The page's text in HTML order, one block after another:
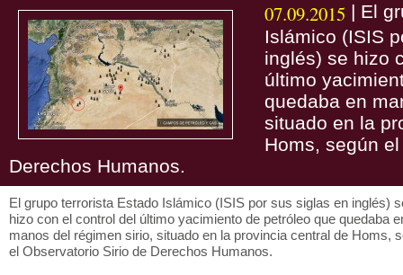
07.09.2015 | El
Islámico (ISIS
inglés) se hizo
último
quedaba en
situado en la
Homs, según
Derechos Humanos.
El grupo terrorista Estado Islámico (ISIS por sus siglas en inglés)
hizo con el control del último yacimiento de petróleo que quedaba
manos del régimen sirio, situado en la provincia central de Homs,
el Observatorio Sirio de Derechos Humanos.